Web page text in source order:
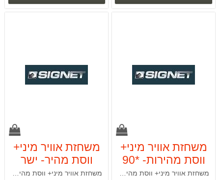
משחזת אוויר מיני+
ווסת מהירות- *90
SIGNET 65133משחזת אוויר מיני+ ווסת מהירות- *90
משחזת אוויר מיני+
ווסת מהיר- ישר
SIGNET 65135משחזת אוויר מיני+ ווסת מהירות- ישר